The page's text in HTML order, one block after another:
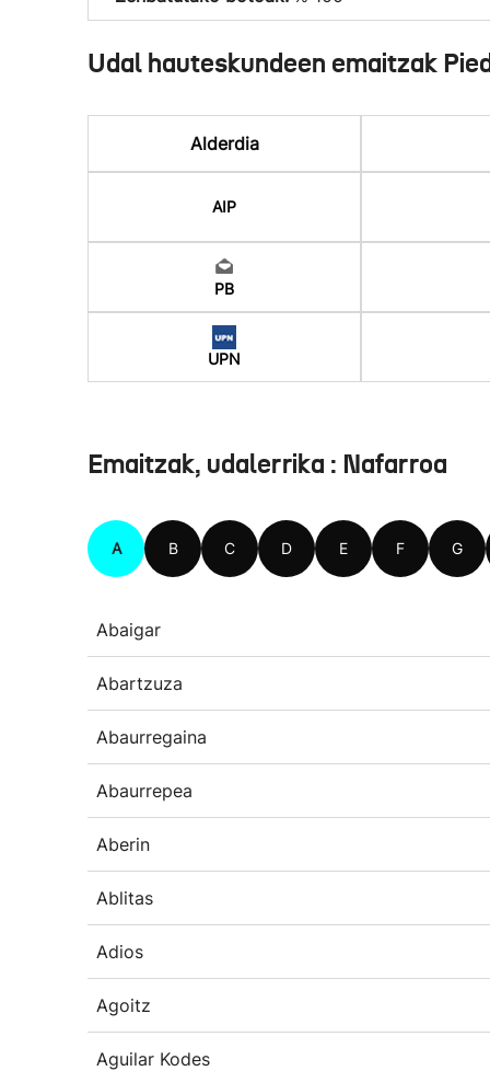
Udal hauteskundeen emaitzak
Alderdia
AIP
PB
UPN
Emaitzak, udalerrika : Nafarroa
A B C D E F G
Abaigar
Abartzuza
Abaurregaina
Abaurrepea
Aberin
Ablitas
Adios
Agoitz
Aguilar Kodes